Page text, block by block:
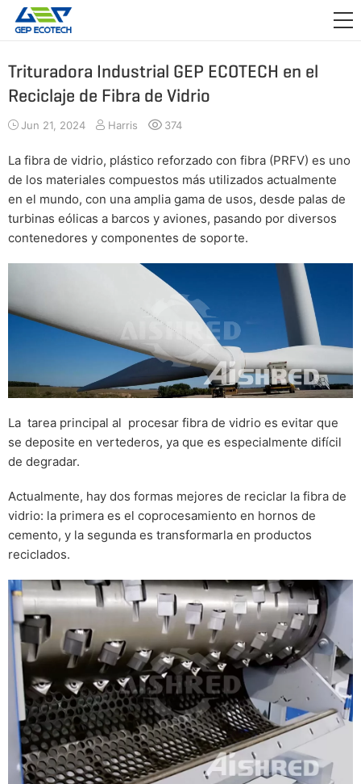
APLICACIÓN
ACERCA DE NOSOTROS
CONTÁCTENOS
Trituradora Industrial GEP ECOTECH en el
Reciclaje de Fibra de Vidrio
Jun 21, 2024 Harris 374
La fibra de vidrio, plástico reforzado con fibra (PRFV) es uno
de los materiales compuestos más utilizados actualmente
en el mundo, con una amplia gama de usos, desde palas de
turbinas eólicas a barcos y aviones, pasando por diversos
contenedores y componentes de soporte.
La tarea principal al procesar fibra de vidrio es evitar que
se deposite en vertederos, ya que es especialmente difícil
de degradar.
Actualmente, hay dos formas mejores de reciclar la fibra de
vidrio: la primera es el coprocesamiento en hornos de
cemento, y la segunda es transformarla en productos
reciclados.